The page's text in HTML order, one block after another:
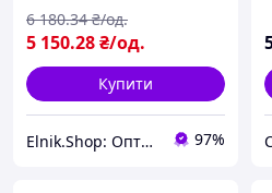
5 150.28₴/од.
6 180.34 ₴/од.
Купити
Elnik.Shop: Оптово-роздрібна компанія 97%